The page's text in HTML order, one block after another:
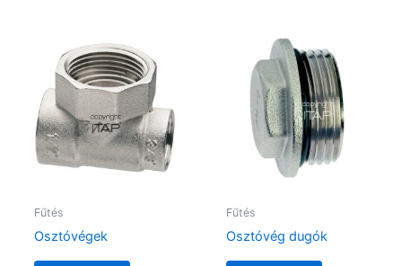
Fűtés
Osztóvégek
Fűtés
Osztóvég dugók